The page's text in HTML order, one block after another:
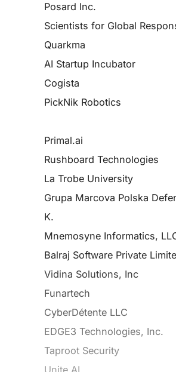
Posard Inc.
Scientists for Global
Quarkma
AI Startup Incubator
Cogista
PickNik Robotics
Primal.ai
Rushboard Technologies
La Trobe University
Grupa Marcova Polska
K.
Mnemosyne Informatics,
Balraj Software Private
Vidina Solutions, Inc
Funartech
CyberDétente LLC
EDGE3 Technologies, Inc.
Taproot Security
Unite.AI